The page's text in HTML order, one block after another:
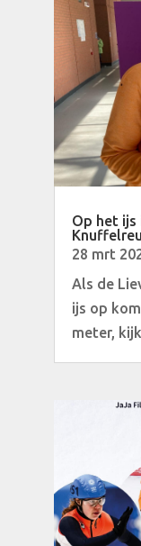
Op het ijs
28 mrt
Als de
ijs op
meter,